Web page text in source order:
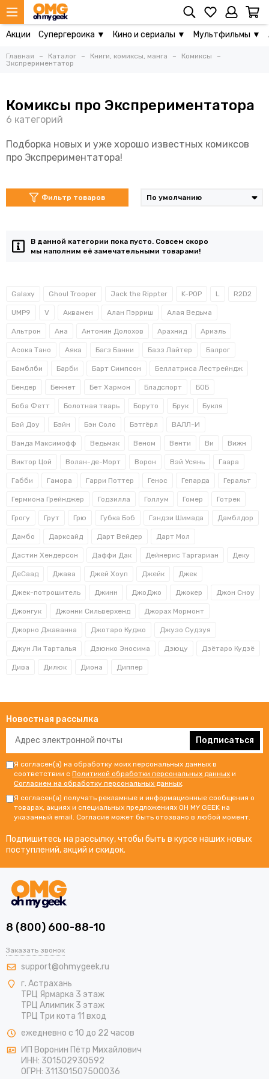
Акции Супергероика ▼ Кино и сериалы ▼ Мультфильмы ▼
Главная Каталог Книги, комиксы, манга
Комиксы
Экспрериментатор
Комиксы про Экспрериментатора
Подборка новых и уже хорошо известных комиксов
про Экспрериментатора!
Фильтр товаров
В данной категории пока пусто. Совсем скоро
мы наполним её замечательными товарами!
Galaxy Ghoul Trooper Jack the Rippter K-POP L R2D2
UMP9 V Аквамен Алан Пэрриш Алая Ведьма
Альтрон Ана Антонин Долохов Арахнид Ариэль
Асока Тано Аяка Багз Банни Базз Лайтер Балрог
Бамблби Барби Барт Симпсон Беллатриса Лестрейндж
Бендер Беннет Бет Хармон Бладспорт БОБ
Боба Фетт Болотная тварь Боруто Брук Букля
Бэй Доу Бэйн Бэн Соло Бэтгёрл ВАЛЛ-И
Ванда Максимофф Ведьмак Веном Венти Ви Вижн
Виктор Цой Волан-де-Морт Ворон Вэй Усянь Гаара
Габби Гамора Гарри Поттер Генос Гепарда Геральт
Гермиона Грейнджер Годзилла Голлум Гомер Готрек
Грогу Грут Грю Губка Боб Гэндзи Шимада Дамблдор
Дамбо Дарксайд Дарт Вейдер Дарт Мол
Дастин Хендерсон Даффи Дак Дейнерис Таргариан Деку
ДеСаад Джава Джей Хоуп Джейк Джек
Джек-потрошитель Джинн ДжоДжо Джокер Джон Сноу
Джонгук Джонни Сильверхенд Джорах Мормонт
Джорно Джаванна Джотаро Куджо Джузо Судзуя
Джун Ли Тарталья Дзюнко Эносима Дзюцу Дзётаро Кудзё
Дива Дилюк Диона Диппер
Новостная рассылка
Подписаться
Я согласен(а) на обработку моих персональных данных в
соответствии с Политикой обработки персональных данных и
Согласием на обработку персональных данных.
Я согласен(а) получать рекламные и информационные сообщения о
товарах, акциях и специальных предложениях OH MY GEEK на
указанный email. Согласие может быть отозвано в любой момент.
Подпишитесь на рассылку, чтобы быть в курсе наших новых
поступлений, акций и скидок.
8 (800) 600-88-10
Заказать звонок
support@ohmygeek.ru
г. Астрахань
ТРЦ Ярмарка 3 этаж
ТРЦ Алимпик 3 этаж
ТРЦ Три кота 11 вход
ежедневно с 10 до 22 часов
ИП Воронин Пётр Михайлович
ИНН: 301502930592
ОГРН: 311301507500036